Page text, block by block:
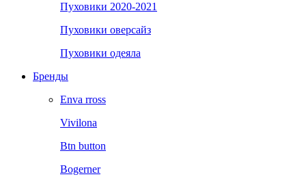
Пуховики 2020-2021
Пуховики оверсайз
Пуховики одеяла
Бренды
Enva rross
Vivilona
Btn button
Bogerner